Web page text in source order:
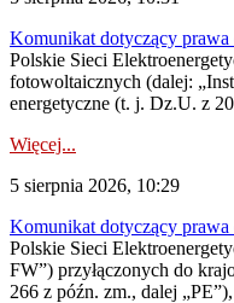
Komunikat dotyczący
Polskie Sieci
fotowoltaicznych (dalej:
energetyczne (t. j. Dz.U. z
Więcej...
5 sierpnia 2026, 10:29
Komunikat dotyczący
Polskie Sieci
FW”) przyłączonych do
266 z późn. zm., dalej